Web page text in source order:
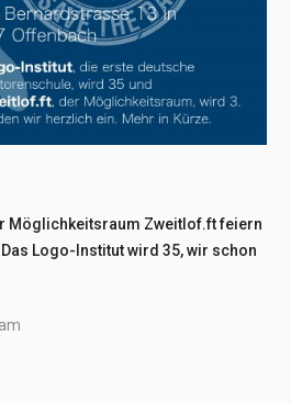
Möglichkeitsraum Zweitlof.ft feiern
Logo-Institut wird 35, wir schon